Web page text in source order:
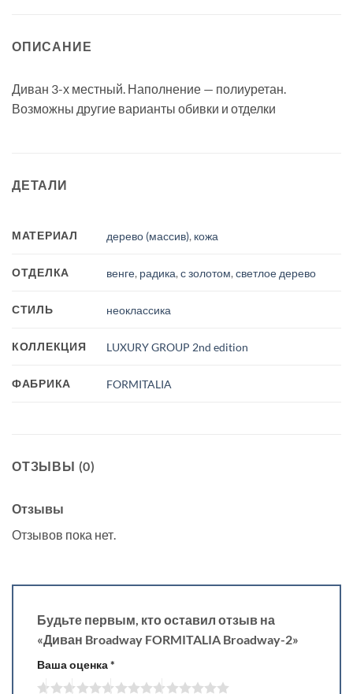
ОПИСАНИЕ
Диван 3-х местный. Наполнение — полиуретан.
Возможны другие варианты обивки и отделки
ДЕТАЛИ
МАТЕРИАЛ дерево (массив), кожа
ОТДЕЛКА венге, радика,с золотом,светлое дерево
СТИЛЬ неоклассика
КОЛЛЕКЦИЯ LUXURY GROUP 2nd edition
ФАБРИКА FORMITALIA
ОТЗЫВЫ (0)
Отзывы
Отзывов пока нет.
Будьте первым, кто оставил отзыв на
«Диван Broadway FORMITALIA Broadway-2»
Ваша оценка*